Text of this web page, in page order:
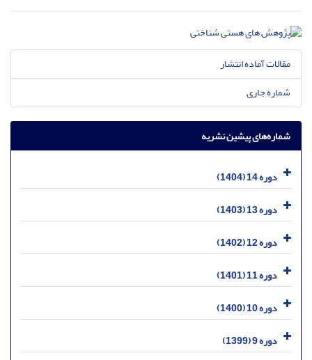
مقالات آماده انتشار
شماره جاری
شماره‌های پیشین نشریه
دوره 14 (1404)
دوره 13 (1403)
دوره 12 (1402)
دوره 11 (1401)
دوره 10 (1400)
دوره 9 (1399)